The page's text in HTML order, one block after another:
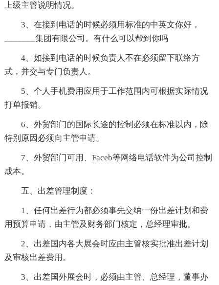
上级主管说明情况。
3、在接到电话的时候必须用标准的中英文你好，
_______集团有限公司。有什么可以帮到你吗
4、如接到电话的时候负责人不在必须留下联络方
式，并交与专门负责人。
5、个人手机费用应用于工作范围内可根据实际情况
打单报销。
6、外贸部门的国际长途的控制必须在标准以内，除
特别原因必须向主管申请。
7、外贸部门可用、Faceb等网络电话软件为公司控制
成本。
五、出差管理制度：
1、任何出差行为都必须事先交纳一份出差计划和费
用预算申请，由主管及财务部门核定，总经理审批。
2、出差国内各大展会时应由主管核实批准出差计划
及审核出差费用。
3、出差国外展会时，必须由主管、总经理，董事办